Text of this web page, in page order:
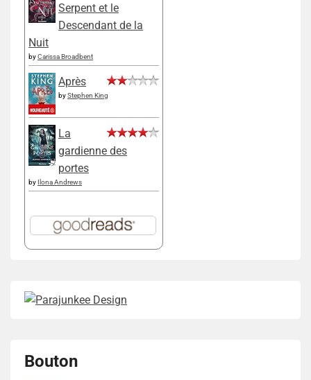
Serpent et le
Descendant de la
Nuit
byCarissa Broadbent
Après
byStephen King
La
gardienne des
portes
by Ilona Andrews
Bouton